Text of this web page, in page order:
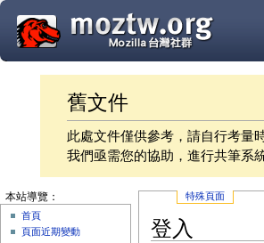
舊文件
此處文件僅供參考，請自行考量
我們亟需您的協助，進行共筆系
特殊頁面
登入
本站導覽：
首頁
頁面近期變動